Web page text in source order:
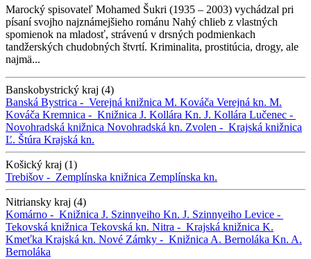
Marocký spisovateľ Mohamed Šukri (1935 – 2003) vychádzal pri
písaní svojho najznámejšieho románu Nahý chlieb z vlastných
spomienok na mladosť, strávenú v drsných podmienkach
tandžerských chudobných štvrtí. Kriminalita, prostitúcia, drogy, ale
najmä...
Banskobystrický kraj (4)
Banská Bystrica - Verejná knižnica M. Kováča Verejná kn. M.
Kováča Kremnica - Knižnica J. Kollára Kn. J. Kollára Lučenec -
Novohradská knižnica Novohradská kn. Zvolen - Krajská knižnica
Ľ. Štúra Krajská kn.
Košický kraj (1)
Trebišov - Zemplínska knižnica Zemplínska kn.
Nitriansky kraj (4)
Komárno - Knižnica J. Szinnyeiho Kn. J. Szinnyeiho Levice -
Tekovská knižnica Tekovská kn. Nitra - Krajská knižnica K.
Kmeťka Krajská kn. Nové Zámky - Knižnica A. Bernoláka Kn. A.
Bernoláka